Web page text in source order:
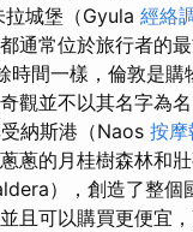
城堡（Gyula 經絡
通常位於旅行者的
時間一樣，倫敦是購
觀並不以其名字為
納斯港（Naos 按摩
蔥的月桂樹森林和
），創造了整個
且可以購買更便宜